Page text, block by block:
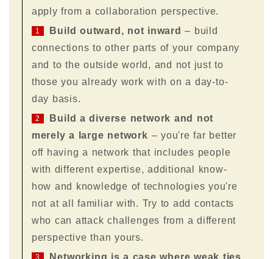
apply from a collaboration perspective.
1 Build outward, not inward – build
connections to other parts of your company
and to the outside world, and not just to
those you already work with on a day-to-
day basis.
2
Build a diverse network and not
merely a large network – you're far better
off having a network that includes people
with different expertise, additional know-
how and knowledge of technologies you're
not at all familiar with. Try to add contacts
who can attack challenges from a different
perspective than yours.
3
Networking is a case where weak ties